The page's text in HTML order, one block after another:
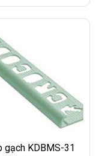
gạch KDBMS-31